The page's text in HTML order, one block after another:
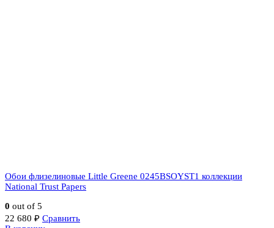
Обои флизелиновые Little Greene 0245BSOYST1 коллекции
National Trust Papers
0 out of 5
22 680 ₽ Сравнить